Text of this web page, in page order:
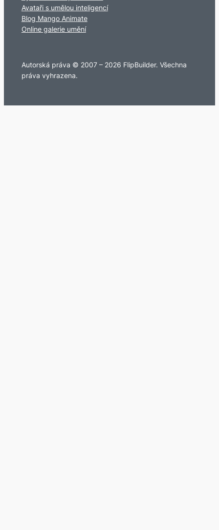
Avataři s umělou inteligencí
Blog Mango Animate
Online galerie umění
Autorská práva © 2007 – 2026 FlipBuilder. Všechna
práva vyhrazena.